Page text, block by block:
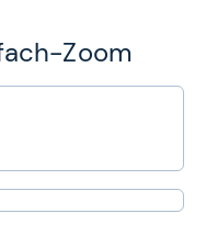
​Zoom